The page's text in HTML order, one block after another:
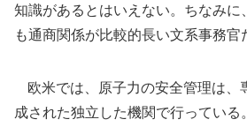
知識があるとはいえない。ちなみに
も通商関係が比較的長い文系事務官
欧米では、原子力の安全管理は、
成された独立した機関で行っている